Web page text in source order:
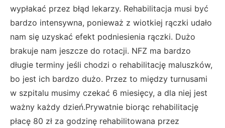
wypłakać przez błąd lekarzy. Rehabilitacja musi być
bardzo intensywna, ponieważ z wiotkiej rączki udało
nam się uzyskać efekt podniesienia rączki. Dużo
brakuje nam jeszcze do rotacji. NFZ ma bardzo
długie terminy jeśli chodzi o rehabilitację maluszków,
bo jest ich bardzo dużo. Przez to między turnusami
w szpitalu musimy czekać 6 miesięcy, a dla niej jest
ważny każdy dzień.Prywatnie biorąc rehabilitację
płacę 80 zł za godzinę rehabilitowana przez